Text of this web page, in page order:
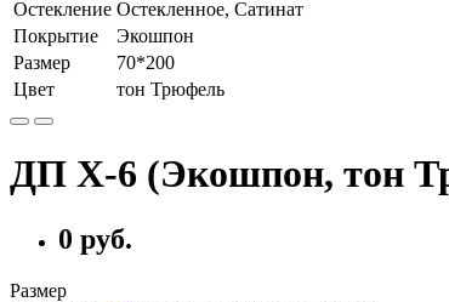
Остекление Остекленное, Сатинат
Покрытие
Экошпон
Размер
70*200
Цвет
тон Трюфель
ДП Х-6 (Экошпон, тон
0 руб.
Размер